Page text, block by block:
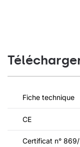
Fiche technique
CE
Certificat n°